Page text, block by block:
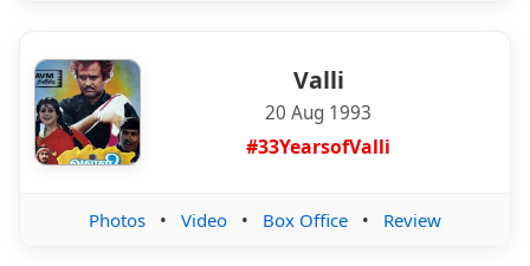
Valli
20 Aug 1993
#33YearsofValli
Photos • Video • Box Office • Review